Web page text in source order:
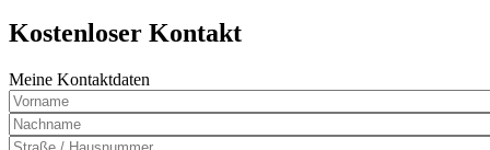
Kostenloser Kontakt
Meine Kontaktdaten
Nachname